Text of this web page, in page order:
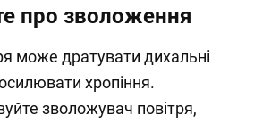
про зволоження
може дратувати дихальні
хропіння.
зволожувач повітря,